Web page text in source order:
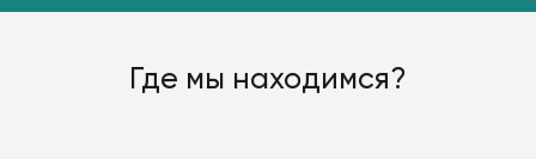
Где мы находимся?